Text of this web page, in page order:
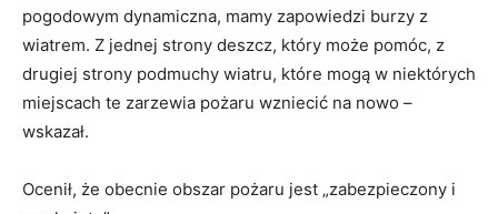
pogodowym dynamiczna, mamy zapowiedzi burzy z
wiatrem. Z jednej strony deszcz, który może pomóc, z
drugiej strony podmuchy wiatru, które mogą w niektórych
miejscach te zarzewia pożaru wzniecić na nowo –
wskazał.
Ocenił, że obecnie obszar pożaru jest „zabezpieczony i